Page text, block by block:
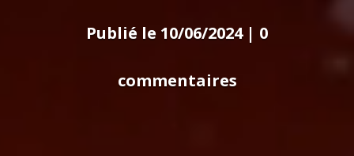
Publié le 10/06/2024| 0
commentaires